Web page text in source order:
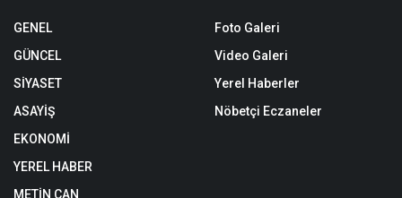
GENEL
GÜNCEL
SİYASET
ASAYİŞ
EKONOMİ
YEREL HABER
METİN CAN
Foto Galeri
Video Galeri
Yerel Haberler
Nöbetçi Eczaneler